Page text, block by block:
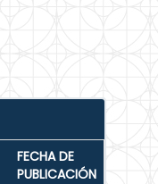
FECHA DE
PUBLICACIÓN